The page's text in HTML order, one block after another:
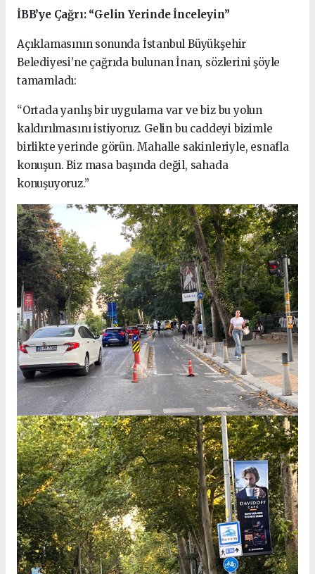
İBB’ye Çağrı: “Gelin Yerinde İnceleyin”
Açıklamasının sonunda İstanbul Büyükşehir
Belediyesi’ne çağrıda bulunan İnan, sözlerini şöyle
tamamladı:
“Ortada yanlış bir uygulama var ve biz bu yolun
kaldırılmasını istiyoruz. Gelin bu caddeyi bizimle
birlikte yerinde görün. Mahalle sakinleriyle, esnafla
konuşun. Biz masa başında değil, sahada
konuşuyoruz.”